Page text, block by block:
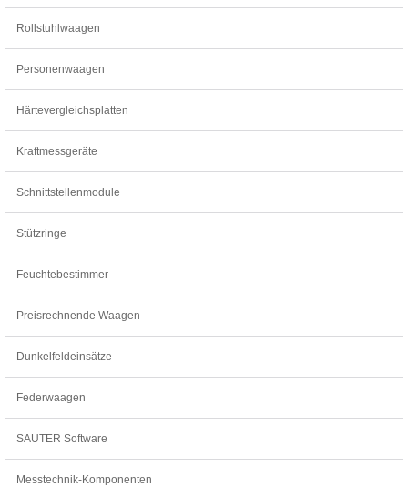
Rollstuhlwaagen
Personenwaagen
Härtevergleichsplatten
Kraftmessgeräte
Schnittstellenmodule
Stützringe
Feuchtebestimmer
Preisrechnende Waagen
Dunkelfeldeinsätze
Federwaagen
SAUTER Software
Messtechnik-Komponenten